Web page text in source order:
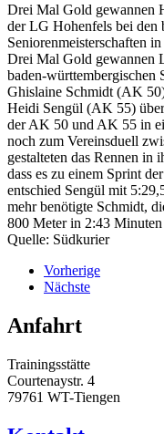
Drei Mal Gold gewannen
der LG Hohenfels bei den
Seniorenmeisterschaften
Drei Mal Gold gewannen
baden-württembergischen
Ghislaine Schmidt (AK
Heidi Sengül (AK 55)
der AK 50 und AK 55 in
noch zum Vereinsduell
gestalteten das Rennen in
dass es zu einem Sprint
entschied Sengül mit
mehr benötigte Schmidt,
800 Meter in 2:43
Quelle: Südkurier
Vorherige
Nächste
Anfahrt
Trainingsstätte
Courtenaystr. 4
79761 WT-Tiengen